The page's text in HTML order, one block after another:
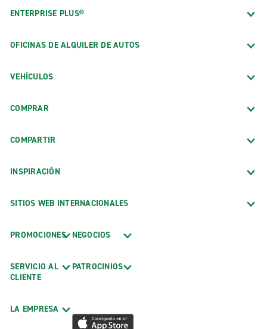
ENTERPRISE PLUS®
OFICINAS DE ALQUILER DE AUTOS
VEHÍCULOS
COMPRAR
COMPARTIR
INSPIRACIÓN
SITIOS WEB INTERNACIONALES
PROMOCIONES
SERVICIO AL
CLIENTE
LA EMPRESA
NEGOCIOS
PATROCINIOS